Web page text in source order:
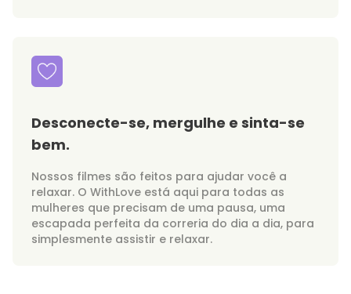
Desconecte-se, mergulhe e sinta-se
bem.
Nossos filmes são feitos para ajudar você a
relaxar. O WithLove está aqui para todas as
mulheres que precisam de uma pausa, uma
escapada perfeita da correria do dia a dia, para
simplesmente assistir e relaxar.